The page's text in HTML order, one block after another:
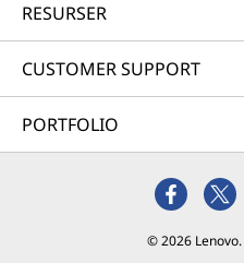
RESURSER
CUSTOMER SUPPORT
PORTFOLIO
© 2026